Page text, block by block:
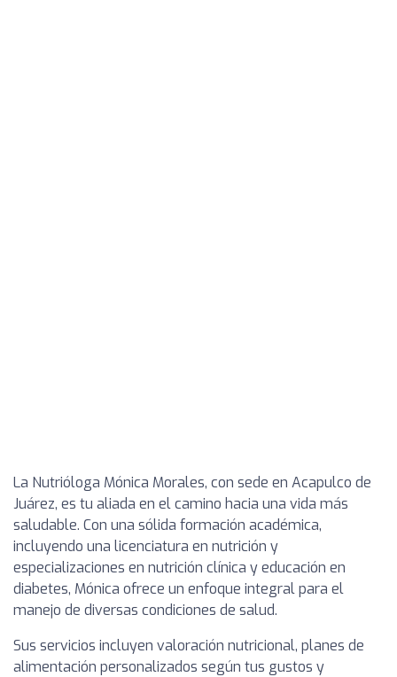
La Nutrióloga Mónica Morales, con sede en Acapulco de
Juárez, es tu aliada en el camino hacia una vida más
saludable. Con una sólida formación académica,
incluyendo una licenciatura en nutrición y
especializaciones en nutrición clínica y educación en
diabetes, Mónica ofrece un enfoque integral para el
manejo de diversas condiciones de salud.
Sus servicios incluyen valoración nutricional, planes de
alimentación personalizados según tus gustos y